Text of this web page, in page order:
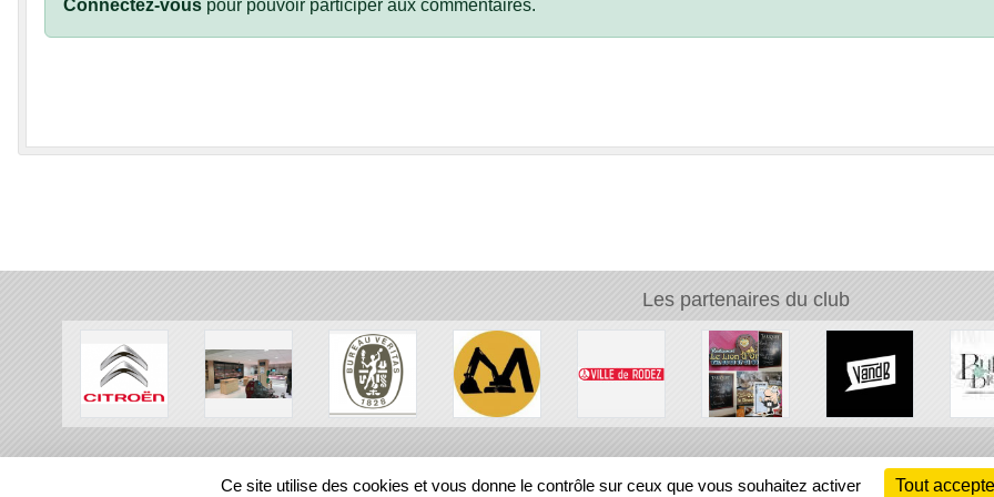
Connectez-vous pour pouvoir participer aux commentaires.
Les partenaires du club
REGIONS
Ce site utilise des cookies et vous donne le contrôle sur ceux que vous souhaitez activer Tout